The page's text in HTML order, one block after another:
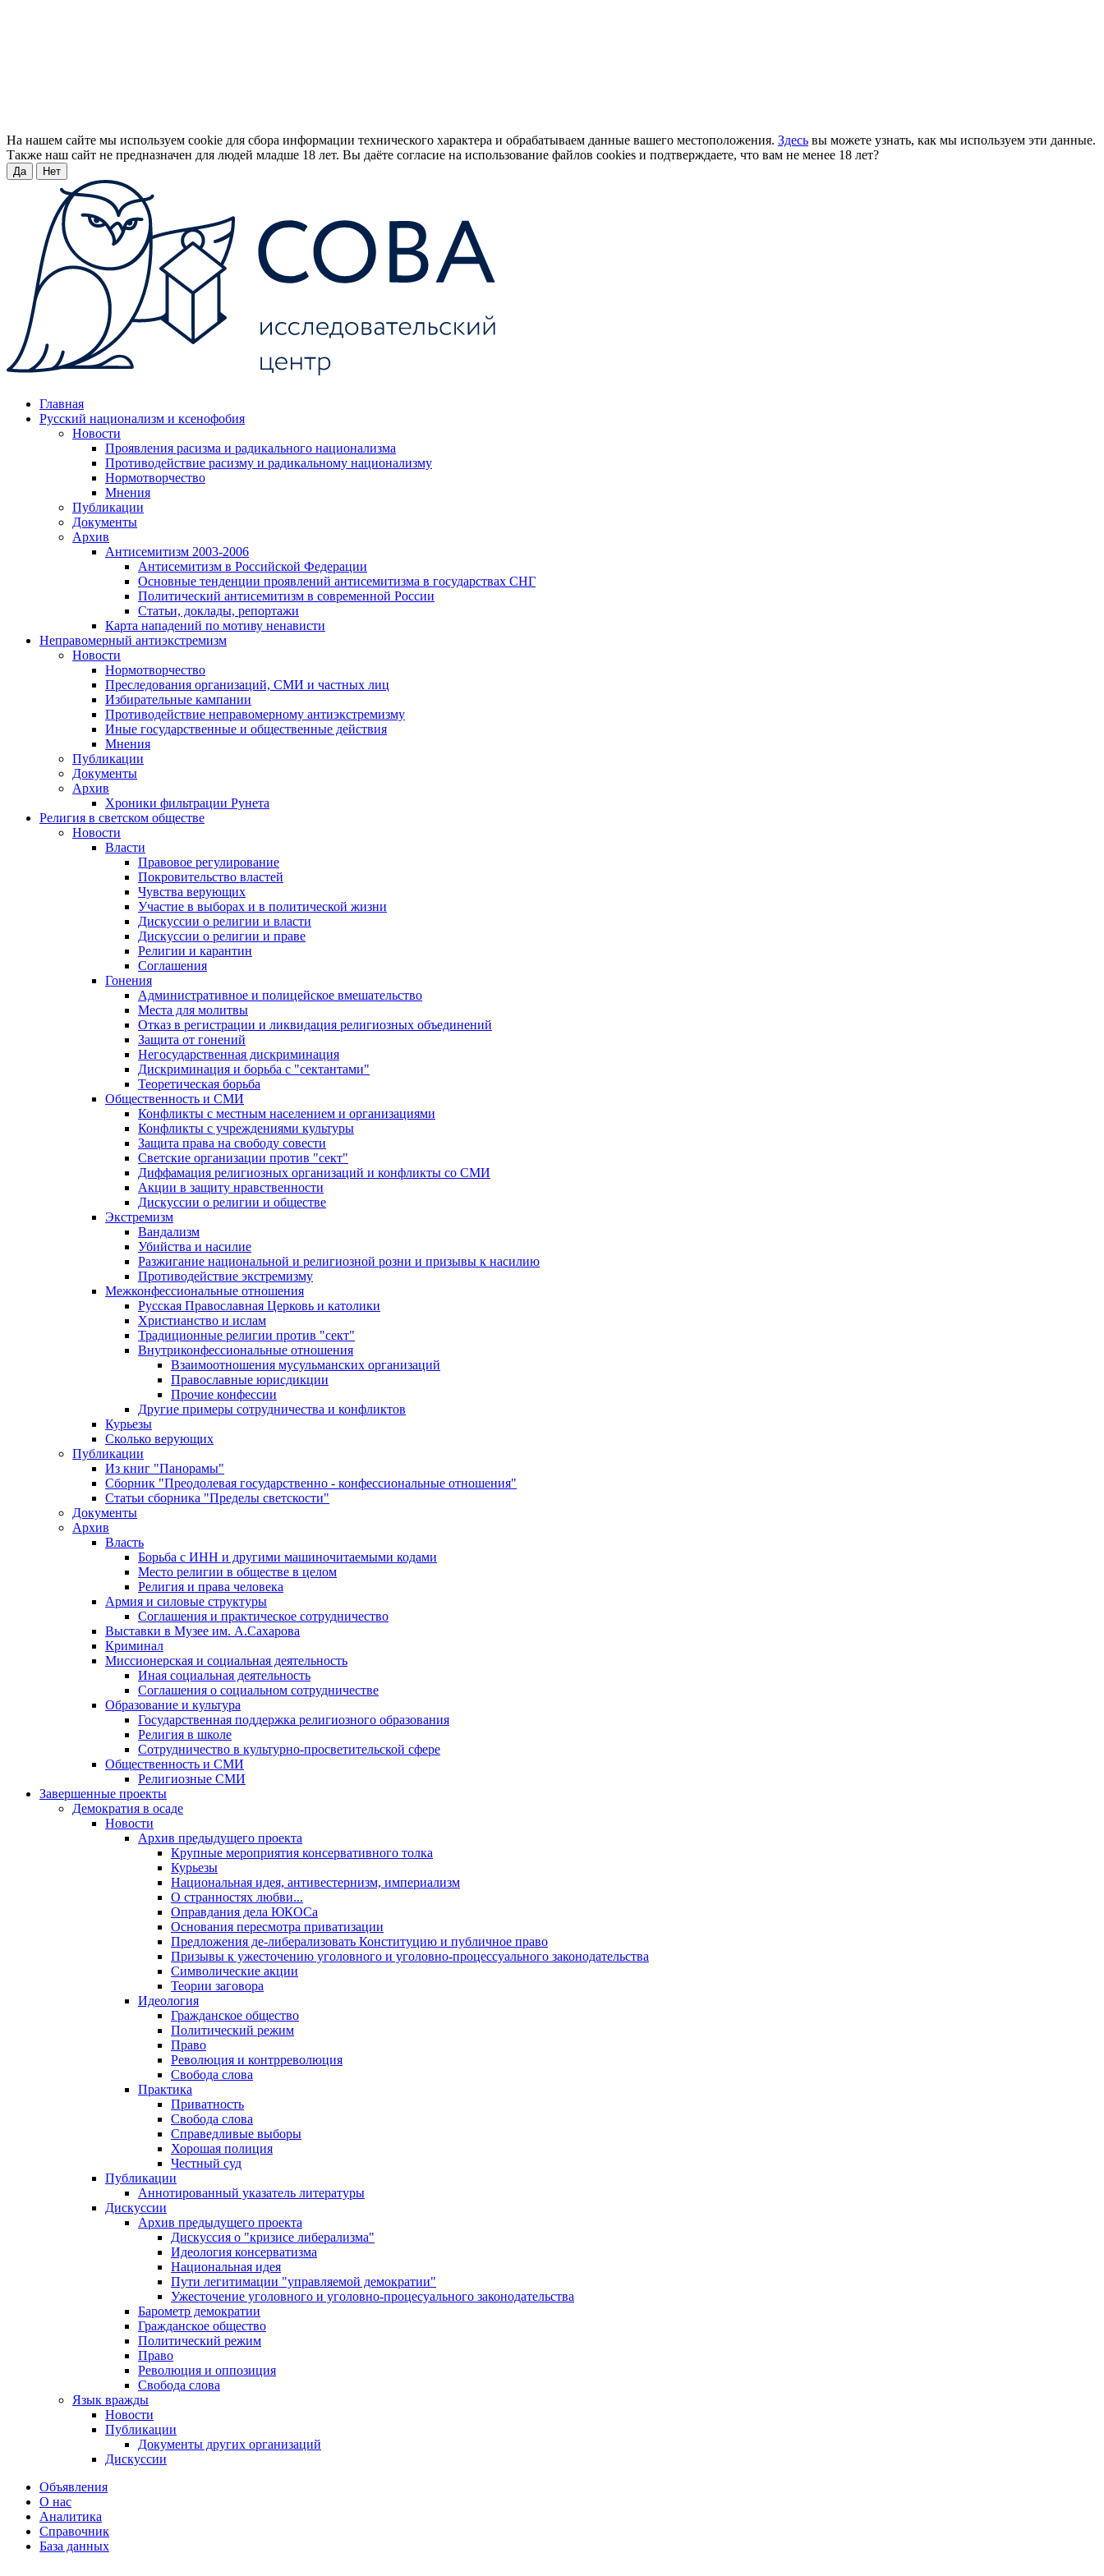
На нашем сайте мы используем cookie для сбора информации технического характера и обрабатываем данные вашего местоположения. Здесь вы можете узнать, как мы используем эти данные.
Также наш сайт не предназначен для людей младше 18 лет. Вы даёте согласие на использование файлов cookies и подтверждаете, что вам не менее 18 лет?
Да Нет
Главная
Русский национализм и ксенофобия
Новости
Проявления расизма и радикального национализма
Противодействие расизму и радикальному национализму
Нормотворчество
Мнения
Публикации
Документы
Архив
Антисемитизм 2003-2006
Антисемитизм в Российской Федерации
Основные тенденции проявлений антисемитизма в государствах СНГ
Политический антисемитизм в современной России
Статьи, доклады, репортажи
Карта нападений по мотиву ненависти
Неправомерный антиэкстремизм
Новости
Нормотворчество
Преследования организаций, СМИ и частных лиц
Избирательные кампании
Противодействие неправомерному антиэкстремизму
Иные государственные и общественные действия
Мнения
Публикации
Документы
Архив
Хроники фильтрации Рунета
Религия в светском обществе
Новости
Власти
Правовое регулирование
Покровительство властей
Чувства верующих
Участие в выборах и в политической жизни
Дискуссии о религии и власти
Дискуссии о религии и праве
Религии и карантин
Соглашения
Гонения
Административное и полицейское вмешательство
Места для молитвы
Отказ в регистрации и ликвидация религиозных объединений
Защита от гонений
Негосударственная дискриминация
Дискриминация и борьба с "сектантами"
Теоретическая борьба
Общественность и СМИ
Конфликты с местным населением и организациями
Конфликты с учреждениями культуры
Защита права на свободу совести
Светские организации против "сект"
Диффамация религиозных организаций и конфликты со СМИ
Акции в защиту нравственности
Дискуссии о религии и обществе
Экстремизм
Вандализм
Убийства и насилие
Разжигание национальной и религиозной розни и призывы к насилию
Противодействие экстремизму
Межконфессиональные отношения
Русская Православная Церковь и католики
Христианство и ислам
Традиционные религии против "сект"
Внутриконфессиональные отношения
Взаимоотношения мусульманских организаций
Православные юрисдикции
Прочие конфессии
Другие примеры сотрудничества и конфликтов
Курьезы
Сколько верующих
Публикации
Из книг "Панорамы"
Сборник "Преодолевая государственно - конфессиональные отношения"
Статьи сборника "Пределы светскости"
Документы
Архив
Власть
Борьба с ИНН и другими машиночитаемыми кодами
Место религии в обществе в целом
Религия и права человека
Армия и силовые структуры
Соглашения и практическое сотрудничество
Выставки в Музее им. А.Сахарова
Криминал
Миссионерская и социальная деятельность
Иная социальная деятельность
Соглашения о социальном сотрудничестве
Образование и культура
Государственная поддержка религиозного образования
Религия в школе
Сотрудничество в культурно-просветительской сфере
Общественность и СМИ
Религиозные СМИ
Завершенные проекты
Демократия в осаде
Новости
Архив предыдущего проекта
Крупные мероприятия консервативного толка
Курьезы
Национальная идея, антивестернизм, империализм
О странностях любви...
Оправдания дела ЮКОСа
Основания пересмотра приватизации
Предложения де-либерализовать Конституцию и публичное право
Призывы к ужесточению уголовного и уголовно-процессуального законодательства
Символические акции
Теории заговора
Идеология
Гражданское общество
Политический режим
Право
Революция и контрреволюция
Свобода слова
Практика
Приватность
Свобода слова
Справедливые выборы
Хорошая полиция
Честный суд
Публикации
Аннотированный указатель литературы
Дискуссии
Архив предыдущего проекта
Дискуссия о "кризисе либерализма"
Идеология консерватизма
Национальная идея
Пути легитимации "управляемой демократии"
Ужесточение уголовного и уголовно-процесуального законодательства
Барометр демократии
Гражданское общество
Политический режим
Право
Революция и оппозиция
Свобода слова
Язык вражды
Новости
Публикации
Документы других организаций
Дискуссии
Объявления
О нас
Аналитика
Справочник
База данных